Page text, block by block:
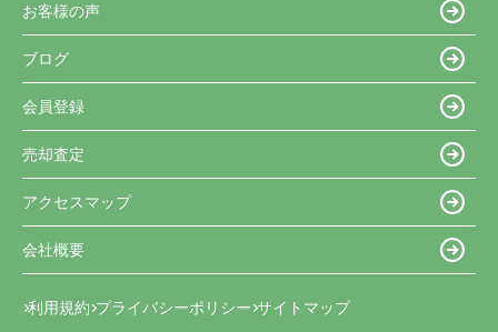
お客様の声
ブログ
会員登録
売却査定
アクセスマップ
会社概要
利用規約 プライバシーポリシー サイトマップ